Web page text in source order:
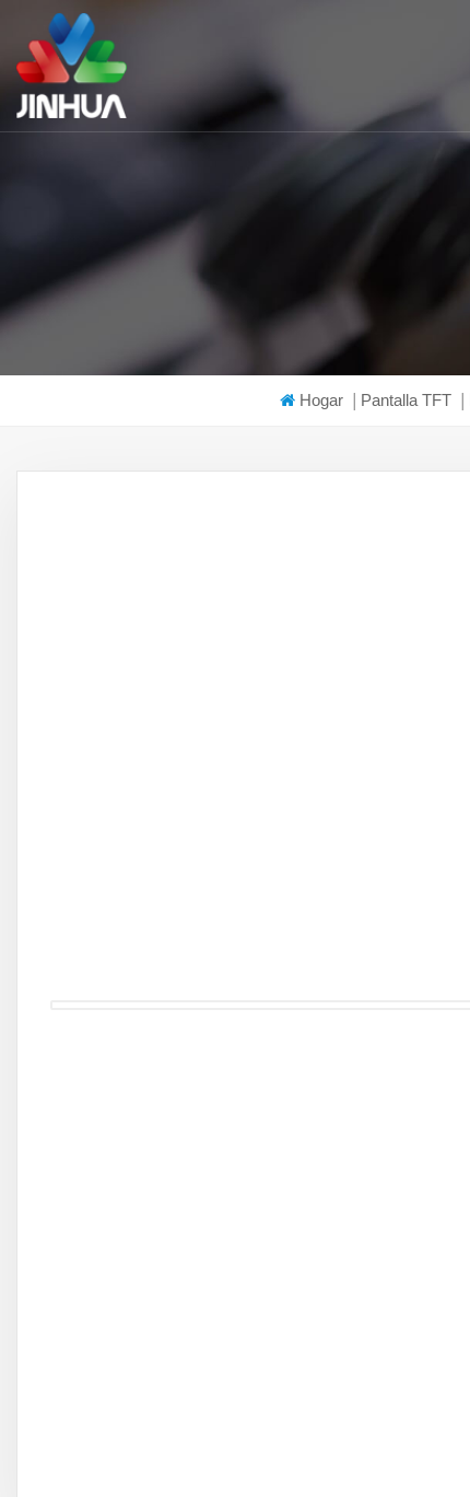
Hogar Pantalla TFT